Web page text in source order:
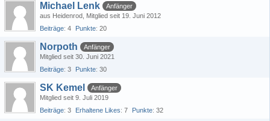
Michael Lenk
Anfänger
aus Heidenrod Mitglied seit 19. Juni 2012
Beiträge 4 Punkte 20
Norpoth
Anfänger
Mitglied seit 30. Juni 2021
Beiträge 3 Punkte 30
SK Kemel
Anfänger
Mitglied seit 9. Juli 2019
Beiträge 3 Erhaltene Likes 7 Punkte 32